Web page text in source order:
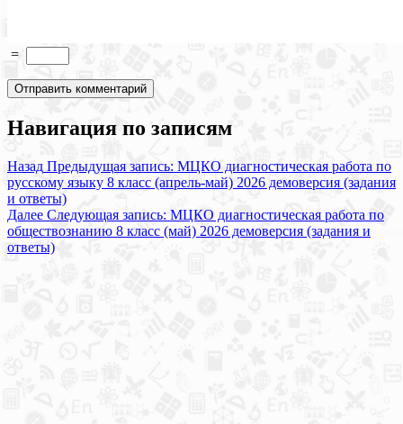
=
Навигация по записям
Назад Предыдущая запись: МЦКО диагностическая работа по
русскому языку 8 класс (апрель-май) 2026 демоверсия (задания
и ответы)
Далее Следующая запись: МЦКО диагностическая работа по
обществознанию 8 класс (май) 2026 демоверсия (задания и
ответы)